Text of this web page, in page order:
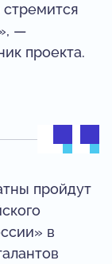
стремится
—
проекта.
пройдут
в